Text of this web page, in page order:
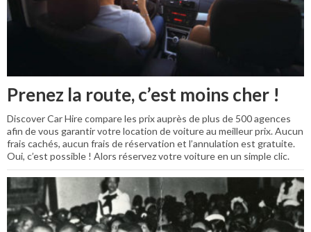
Prenez la route, c’est moins cher !
Discover Car Hire compare les prix auprès de plus de 500 agences
afin de vous garantir votre location de voiture au meilleur prix. Aucun
frais cachés, aucun frais de réservation et l’annulation est gratuite.
Oui, c’est possible ! Alors réservez votre voiture en un simple clic.